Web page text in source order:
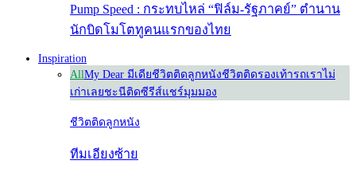
Pump Speed : กระทบไหล่ “ฟิล์ม-รัฐภาคย์” ตำนาน
นักบิดโมโตทูคนแรกของไทย
Inspiration
AllMy Dear มีเดียชีวิตติดลูกหนังชีวิตติดรองเท้ารถเราไม่
เก่าเลยชะนีติดซีรีส์แชร์มุมมอง
ชีวิตติดลูกหนัง
ทีมเอียงซ้าย